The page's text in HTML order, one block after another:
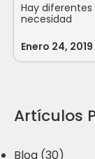
Hay
necesidad
Enero 24, 2019
Artículos
Blog (30)